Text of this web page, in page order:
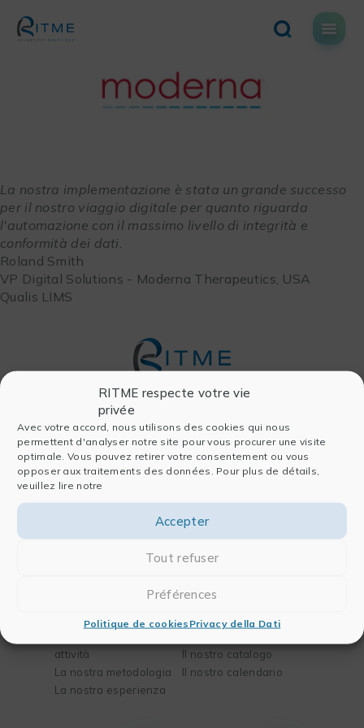
RITME respecte votre vie
privée
Avec votre accord, nous utilisons des cookies qui nous
permettent d'analyser notre site pour vous procurer une visite
optimale. Vous pouvez retirer votre consentement ou vous
opposer aux traitements des données. Pour plus de détails,
veuillez lire notre
Accepter
Tout refuser
Préférences
Politique de cookies Privacy della Dati
content
La nostra implementazione è stata un grande successo
per il nostro viaggio digitale per quanto riguarda
l'automazione con il massimo livello di integrità e
conformità dei dati.
Roland Smith
VP Digital Solutions - Moderna Therapeutics, USA
Qualis LIMS
Società
Chi siamo
La nostra storia
Software
Per l’analisi dei dati
Per la pubblicazione
biologia
Per l’ingegneria
I vostri bisogni
attività
La nostra metodologia
La nostra esperienza
La nostra missione
Il nostro catalogo
Il nostro calendario